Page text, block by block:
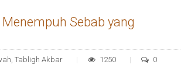
Sebab yang
, Tabligh Akbar 1250
0